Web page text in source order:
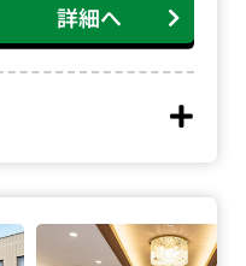
詳細へ